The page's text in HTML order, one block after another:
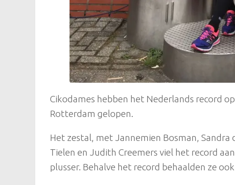
Cikodames hebben het Nederlands record
Rotterdam gelopen.
Het zestal, met Jannemien Bosman, Sandra
Tielen en Judith Creemers viel het record
plusser. Behalve het record behaalden ze